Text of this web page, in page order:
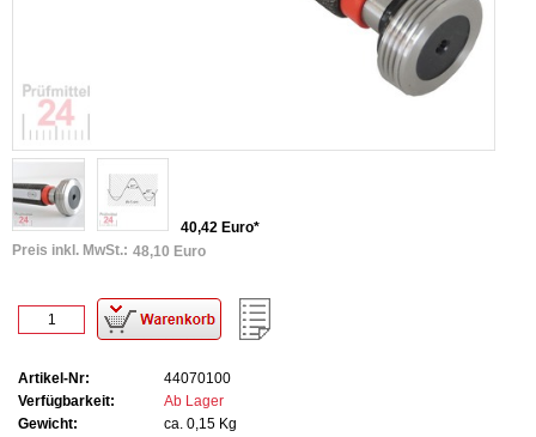
40,42 Euro*
Preis inkl. MwSt.: 48,10 Euro
Artikel-Nr:
44070100
Verfügbarkeit:
Ab Lager
Gewicht:
ca. 0,15 Kg